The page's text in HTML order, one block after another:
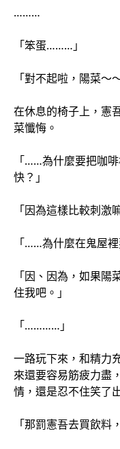
………
「笨蛋………」
「對不起啦，陽菜～
在休息的椅子上，憲
菜懺悔。
「……為什麼要把咖
快？」
「因為這樣比較刺激
「……為什麼在鬼屋裡
「因、因為，如果
住我吧。」
「…………」
一路玩下來，和精力
來還要容易筋疲力盡
情，還是忍不住笑了
「那罰憲吾去買飲料